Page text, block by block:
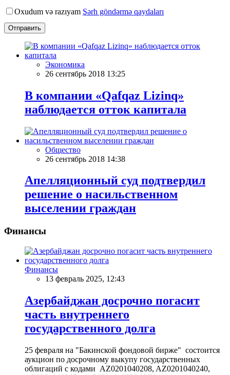
Oxudum və razıyam Şərh göndərmə qaydaları
Отправить
Экономика
26 сентябрь 2018 13:25
В компании «Qafqaz Lizinq»
наблюдается отток капитала
Общество
26 сентябрь 2018 14:38
Апелляционный суд подтвердил
решение о насильственном
выселении граждан
Финансы
Финансы
13 февраль 2025, 12:43
Азербайджан досрочно погасит
часть внутреннего
государственного долга
25 февраля на "Бакинской фондовой бирже" состоится
аукцион по досрочному выкупу государственных
облигаций с кодами AZ0201040208, AZ0201040240,